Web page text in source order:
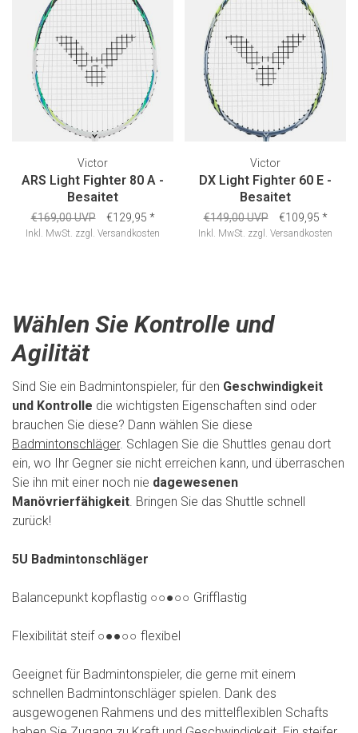
Victor
ARS Light Fighter 80 A -
Besaitet
€169,00 UVP €129,95 *
Inkl. MwSt. zzgl. Versandkosten
Victor
DX Light Fighter 60 E -
Besaitet
€149,00 UVP €109,95 *
Inkl. MwSt. zzgl. Versandkosten
Wählen Sie Kontrolle und
Agilität
Sind Sie ein Badmintonspieler, für den Geschwindigkeit
und Kontrolle die wichtigsten Eigenschaften sind oder
brauchen Sie diese? Dann wählen Sie diese
Badmintonschläger. Schlagen Sie die Shuttles genau dort
ein, wo Ihr Gegner sie nicht erreichen kann, und überraschen
Sie ihn mit einer noch nie dagewesenen
Manövrierfähigkeit. Bringen Sie das Shuttle schnell
zurück!
5U Badmintonschläger
Balancepunkt kopflastig ○○●○○ Grifflastig
Flexibilität steif ○●●○○ flexibel
Geeignet für Badmintonspieler, die gerne mit einem
schnellen Badmintonschläger spielen. Dank des
ausgewogenen Rahmens und des mittelflexiblen Schafts